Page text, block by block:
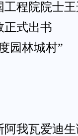
程院院士王
式出书
园林城村”
我瓦爱迪生